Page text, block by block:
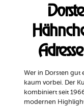
Wer in Dorsten gut
kaum vorbei. Der
kombiniert seit
modernen